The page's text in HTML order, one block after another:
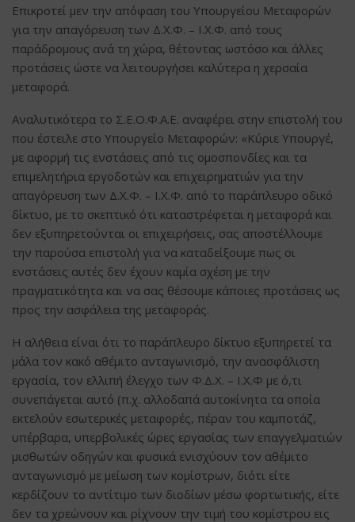
Επικροτεί μεν την απόφαση του Υπουργείου Μεταφορών
για την απαγόρευση των Δ.Χ.Φ. – Ι.Χ.Φ. από τους
παράδρομους ανά τη χώρα, θέτοντας ωστόσο και άλλες
προτάσεις ώστε να λειτουργήσει καλύτερα η χερσαία
μεταφορά.
Αναλυτικότερα το Σ.Ε.Ο.Φ.Α.Ε. αναφέρει στην επιστολή του
που έστειλε στο Υπουργείο Μεταφορών: «Κύριε Υπουργέ,
με αφορμή τις ενστάσεις από τις ομοσπονδίες και τα
επιμελητήρια εργοδοτών και επιχειρηματιών για την
απαγόρευση των Δ.Χ.Φ. – Ι.Χ.Φ. από το παράπλευρο οδικό
δίκτυο, με το σκεπτικό ότι καταστρέφεται η μεταφορά και
δεν εξυπηρετούνται οι επιχειρήσεις, σας αποστέλλουμε
την παρούσα επιστολή για να καταδείξουμε πως οι
ενστάσεις αυτές δεν έχουν καμία σχέση με την
πραγματικότητα και να σας θέσουμε κάποιες προτάσεις ως
προς την ασφάλεια της μεταφοράς.
Η αλήθεια είναι ότι το παράπλευρο δίκτυο εξυπηρετεί τα
μάλα τον κακό αθέμιτο ανταγωνισμό, την ανασφάλιστη
εργασία, τον ελλιπή έλεγχο των Φ.Δ.Χ. – Ι.Χ.Φ με ό,τι
συνεπάγεται αυτό (π.χ. αλλοδαπά αυτοκίνητα τα οποία
εκτελούν εσωτερικές μεταφορές, πέραν του καμποτάζ,
υπέρβαρα, υπερβολικές ώρες εργασίας των επαγγελματιών
μισθωτών οδηγών και φυσικά ενισχύουν τον αθέμιτο
ανταγωνισμό με μείωση των κομίστρων, διότι είτε
κερδίζουν το αντίτιμο των διοδίων μέσω φορτωτικής, είτε
δεν τα χρεώνουν και ρίχνουν την τιμή του κομίστρου εις